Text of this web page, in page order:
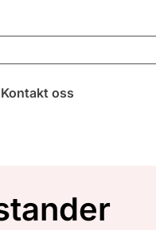
Kontakt oss